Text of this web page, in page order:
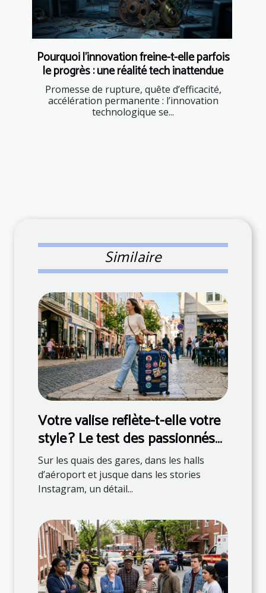
Pourquoi l’innovation freine-t-elle parfois
le progrès : une réalité tech inattendue
Promesse de rupture, quête d’efficacité,
accélération permanente : l’innovation
technologique se...
Similaire
Votre valise reflète-t-elle votre
style ? Le test des passionnés
de mode
Sur les quais des gares, dans les halls
d’aéroport et jusque dans les stories
Instagram, un détail...